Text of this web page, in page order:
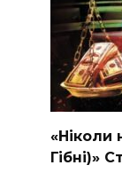
«Ніколи
Гібні)»